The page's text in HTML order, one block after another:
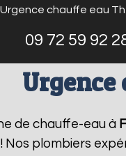
Urgence chauffe eau
09 72 59 92
de chauffe-eau à
Nos plombiers